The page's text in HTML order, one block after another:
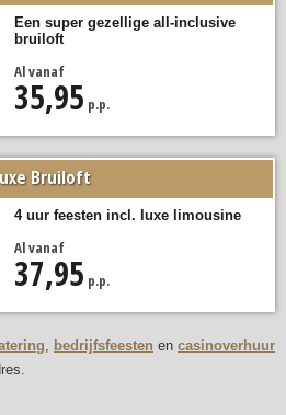
Een super gezellige all-inclusive
bruiloft
Al vanaf
35,95 p.p.
Bruiloft
4 uur feesten incl. luxe limousine
Al vanaf
37,95 p.p.
, bedrijfsfeesten en casinoverhuur